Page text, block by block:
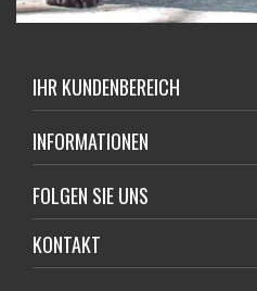
IHR KUNDENBEREICH
INFORMATIONEN
FOLGEN SIE UNS
KONTAKT